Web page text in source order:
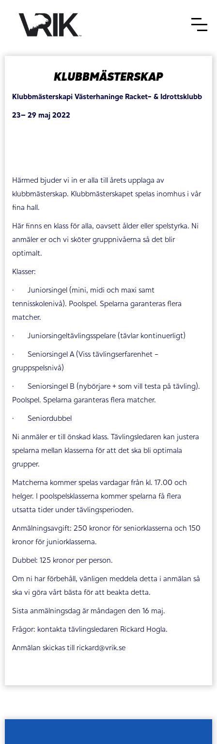
KLUBBMÄSTERSKAP
Klubbmästerskapi Västerhaninge Racket- & Idrottsklubb
23– 29 maj 2022
Härmed bjuder vi in er alla till årets upplaga av
klubbmästerskap. Klubbmästerskapet spelas inomhus i vår
fina hall.
Här finns en klass för alla, oavsett ålder eller spelstyrka. Ni
anmäler er och vi sköter gruppnivåerna så det blir
optimalt.
Klasser:
· Juniorsingel (mini, midi och maxi samt
tennisskolenivå). Poolspel. Spelarna garanteras flera
matcher.
· Juniorsingeltävlingsspelare (tävlar kontinuerligt)
· Seniorsingel A (Viss tävlingserfarenhet -
gruppspelsnivå)
· Seniorsingel B (nybörjare + som vill testa på tävling).
Poolspel. Spelarna garanteras flera matcher.
· Seniordubbel
Ni anmäler er till önskad klass. Tävlingsledaren kan justera
spelarna mellan klasserna för att det ska bli optimala
grupper.
Matcherna kommer spelas vardagar från kl. 17.00 och
helger. I poolspelsklasserna kommer spelarna få flera
utsatta tider under tävlingsperioden.
Anmälningsavgift: 250 kronor för seniorklasserna och 150
kronor för juniorklasserna.
Dubbel: 125 kronor per person.
Om ni har förbehåll, vänligen meddela detta i anmälan så
ska vi göra vårt bästa för att beakta detta.
Sista anmälningsdag är måndagen den 16 maj.
Frågor: kontakta tävlingsledaren Rickard Hogla.
Anmälan skickas till rickard@vrik.se